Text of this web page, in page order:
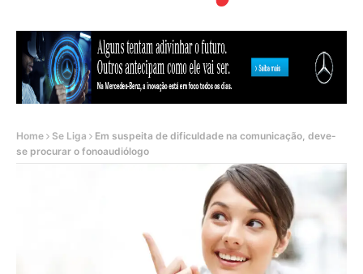
Home Se Liga
Em suspeita de dificuldade na comunicação, deve-
se procurar o fonoaudiólogo